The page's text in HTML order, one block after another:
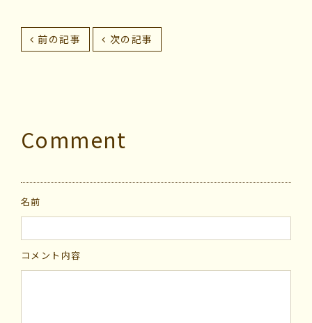
前の記事 次の記事
Comment
名前
コメント内容